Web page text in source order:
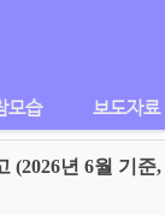
모습 보도자료
(2026년 6월 기준